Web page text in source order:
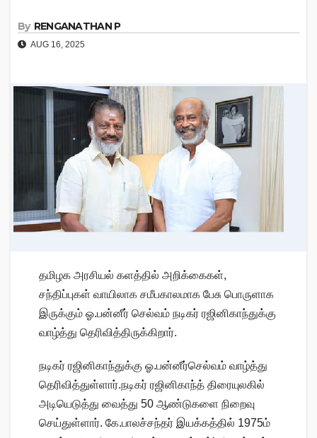
By RENGANATHAN P
AUG 16, 2025
தமிழக அரசியல் களத்தில் அறிக்கைகள்,
சந்திப்புகள் வாயிலாக சமீபகாலமாக பேசு பொருளாக
இருக்கும் ஓ.பன்னீர் செல்வம் நடிகர் ரஜினிகாந்துக்கு
வாழ்த்து தெரிவித்திருக்கிறார்.
நடிகர் ரஜினிகாந்துக்கு ஓ.பன்னீர்செல்வம் வாழ்த்து
தெரிவித்துள்ளார்.நடிகர் ரஜினிகாந்த் திரையுலகில்
அடியெடுத்து வைத்து 50 ஆண்டுகளை நிறைவு
செய்துள்ளார். கே.பாலச்சந்தர் இயக்கத்தில் 1975ம்